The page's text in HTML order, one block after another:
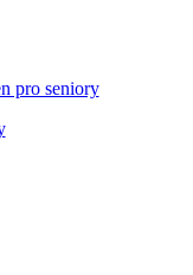
pro seniory